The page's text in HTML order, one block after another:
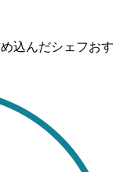
込んだシェフおす